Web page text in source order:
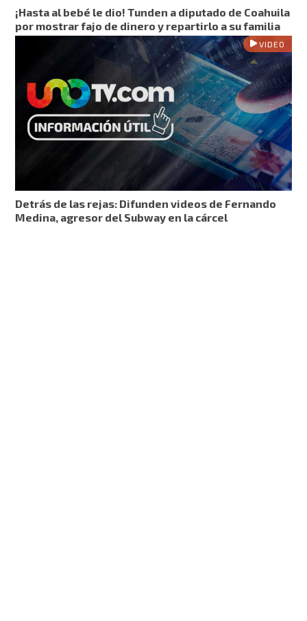
¡Hasta al bebé le dio! Tunden a diputado de Coahuila
por mostrar fajo de dinero y repartirlo a su familia
VIDEO
Detrás de las rejas: Difunden videos de Fernando
Medina, agresor del Subway en la cárcel